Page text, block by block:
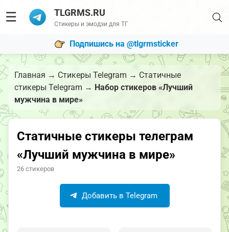
☰ TLGRMS.RU
Стикеры и эмодзи для ТГ
Подпишись на @tlgrmsticker
Главная → Стикеры Telegram → Статичные
стикеры Telegram → Набор стикеров «Лучший
мужчина в мире»
Статичные стикеры телеграм
«Лучший мужчина в мире»
26 стикеров
Добавить в Telegram